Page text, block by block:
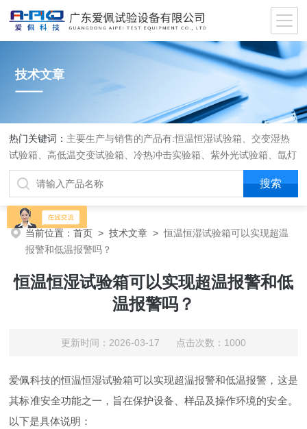
技术文章
热门关键词： 主要生产与销售的产品有:恒温恒湿试验箱、交变湿热
试验箱、高低温交变试验箱、冷热冲击实验箱、紫外光试验箱、氙灯
老化箱、恒温恒湿实验室、沙尘试验箱、淋雨试验箱、盐水喷雾试验
箱、各种振动试验台、拉力试验机、蒸汽老化试验机、跌落试验机、
插拔力试验机、按健寿命试验机、纸带耐磨擦试验机、工业烘烤箱
当前位置：首页 >技术文章 >恒温恒湿试验箱可以实现超温
报警和低温报警吗？
恒温恒湿试验箱可以实现超温报警和低
温报警吗？
更新时间：2026-03-17 点击次数：1000
爱佩科技的恒温恒湿试验箱可以实现超温报警和低温报警，这是
其标准安全功能之一，旨在保护设备、样品及操作环境的安全。
以下是具体说明：